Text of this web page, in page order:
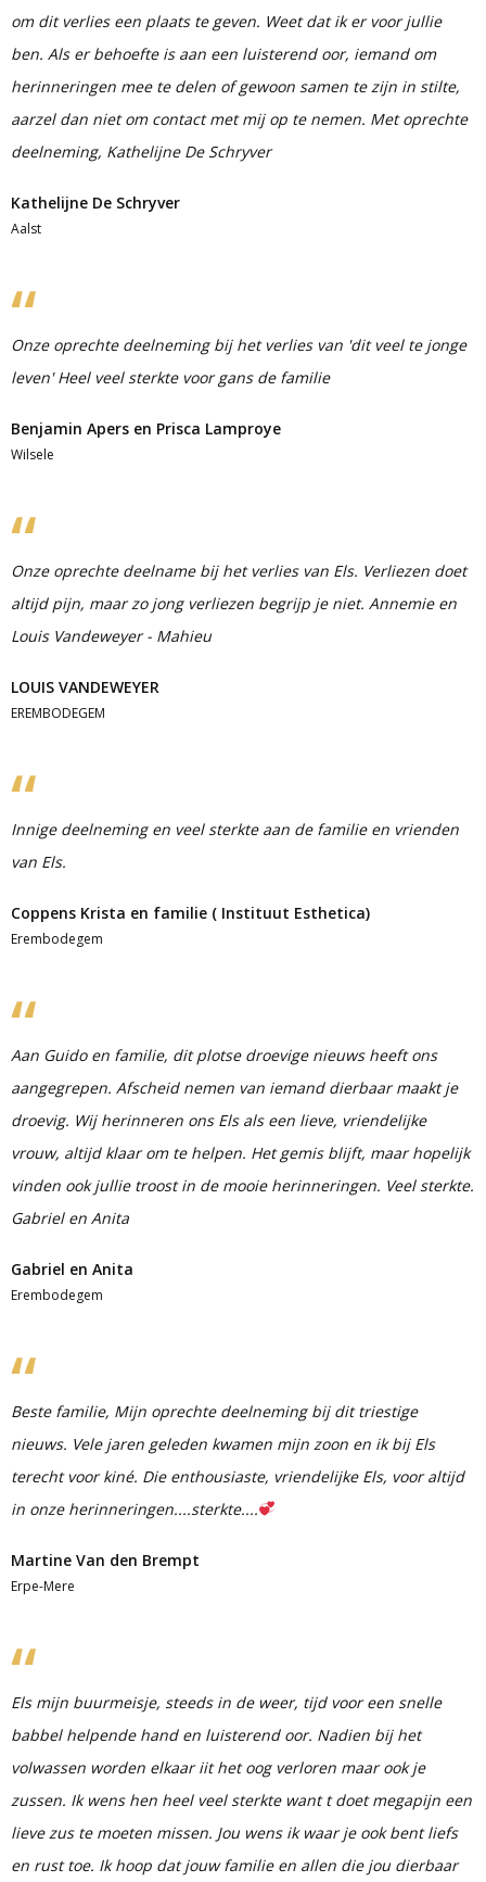
om dit verlies een plaats te geven. Weet dat ik er voor jullie
ben. Als er behoefte is aan een luisterend oor, iemand om
herinneringen mee te delen of gewoon samen te zijn in stilte,
aarzel dan niet om contact met mij op te nemen. Met oprechte
deelneming, Kathelijne De Schryver
Kathelijne De Schryver
Aalst
Onze oprechte deelneming bij het verlies van 'dit veel te jonge
leven' Heel veel sterkte voor gans de familie
Benjamin Apers en Prisca Lamproye
Wilsele
Onze oprechte deelname bij het verlies van Els. Verliezen doet
altijd pijn, maar zo jong verliezen begrijp je niet. Annemie en
Louis Vandeweyer - Mahieu
LOUIS VANDEWEYER
EREMBODEGEM
Innige deelneming en veel sterkte aan de familie en vrienden
van Els.
Coppens Krista en familie ( Instituut Esthetica)
Erembodegem
Aan Guido en familie, dit plotse droevige nieuws heeft ons
aangegrepen. Afscheid nemen van iemand dierbaar maakt je
droevig. Wij herinneren ons Els als een lieve, vriendelijke
vrouw, altijd klaar om te helpen. Het gemis blijft, maar hopelijk
vinden ook jullie troost in de mooie herinneringen. Veel sterkte.
Gabriel en Anita
Gabriel en Anita
Erembodegem
Beste familie, Mijn oprechte deelneming bij dit triestige
nieuws. Vele jaren geleden kwamen mijn zoon en ik bij Els
terecht voor kiné. Die enthousiaste, vriendelijke Els, voor altijd
in onze herinneringen....sterkte....
Martine Van den Brempt
Erpe-Mere
Els mijn buurmeisje, steeds in de weer, tijd voor een snelle
babbel helpende hand en luisterend oor. Nadien bij het
volwassen worden elkaar iit het oog verloren maar ook je
zussen. Ik wens hen heel veel sterkte want t doet megapijn een
lieve zus te moeten missen. Jou wens ik waar je ook bent liefs
en rust toe. Ik hoop dat jouw familie en allen die jou dierbaar